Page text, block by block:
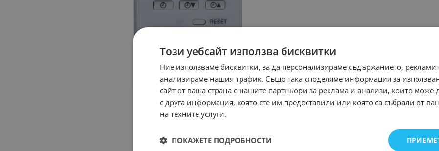
Този уебсайт използва бисквитки
Ние използваме бисквитки, за да персонализираме съдържанието,
анализираме нашия трафик. Също така споделяме информация за
сайт от ваша страна с нашите партньори за реклама и анализи, които може
с друга информация, която сте им предоставили или която са събрали от
на техните услуги.
ПОКАЖЕТЕ ПОДРОБНОСТИ